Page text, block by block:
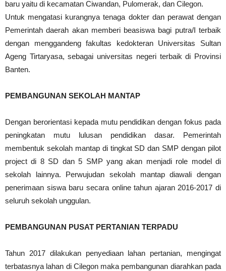
baru yaitu di kecamatan Ciwandan, Pulomerak, dan Cilegon.
Untuk mengatasi kurangnya tenaga dokter dan perawat dengan
Pemerintah daerah akan memberi beasiswa bagi putra/I terbaik
dengan menggandeng fakultas kedokteran Universitas Sultan
Ageng Tirtaryasa, sebagai universitas negeri terbaik di Provinsi
Banten.
PEMBANGUNAN SEKOLAH MANTAP
Dengan berorientasi kepada mutu pendidikan dengan fokus pada
peningkatan mutu lulusan pendidikan dasar. Pemerintah
membentuk sekolah mantap di tingkat SD dan SMP dengan pilot
project di 8 SD dan 5 SMP yang akan menjadi role model di
sekolah lainnya. Perwujudan sekolah mantap diawali dengan
penerimaan siswa baru secara online tahun ajaran 2016-2017 di
seluruh sekolah unggulan.
PEMBANGUNAN PUSAT PERTANIAN TERPADU
Tahun 2017 dilakukan penyediaan lahan pertanian, mengingat
terbatasnya lahan di Cilegon maka pembangunan diarahkan pada